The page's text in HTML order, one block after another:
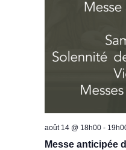
Messe anticipée
août 14 @ 18h00-